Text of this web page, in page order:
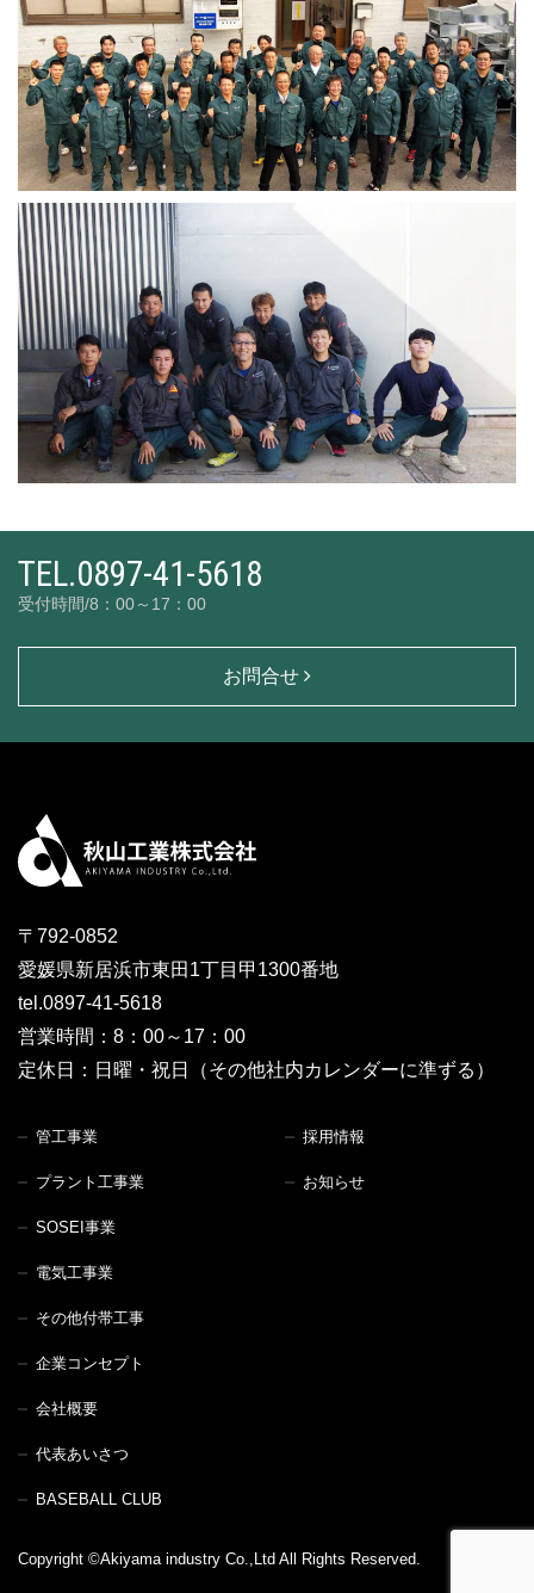
TEL.0897-41-5618
受付時間/8：00～17：00
お問合せ
〒792-0852
愛媛県新居浜市東田1丁目甲1300番地
tel.0897-41-5618
営業時間：8：00～17：00
定休日：日曜・祝日（その他社内カレンダーに準ずる）
管工事業
プラント工事業
SOSEI事業
電気工事業
その他付帯工事
企業コンセプト
会社概要
代表あいさつ
BASEBALL CLUB
採用情報
お知らせ
Copyright ©Akiyama industry Co.,Ltd All Rights Reserved.